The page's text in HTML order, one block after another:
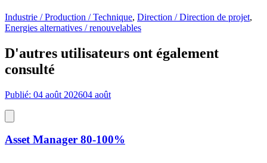
Industrie / Production / Technique, Direction / Direction de projet,
Energies alternatives / renouvelables
D'autres utilisateurs ont également
consulté
Publié: 04 août 202604 août
Asset Manager 80-100%